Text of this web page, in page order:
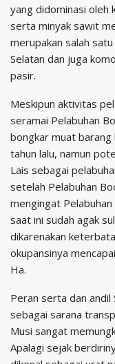
yang didominasi oleh
serta minyak sawit
merupakan salah
Selatan dan juga
pasir.
Meskipun aktivitas
seramai Pelabuhan
bongkar muat
tahun lalu, namun
Lais sebagai
setelah Pelabuhan
mengingat
saat ini sudah agak
dikarenakan
okupansinya
Ha.
Peran serta dan
sebagai sarana
Musi sangat
Apalagi sejak